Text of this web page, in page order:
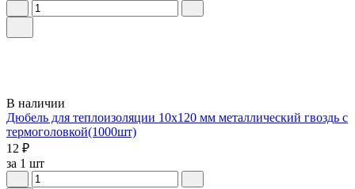
В наличии
Дюбель для теплоизоляции 10х120 мм металлический гвоздь с
термоголовкой(1000шт)
12 ₽
за 1 шт